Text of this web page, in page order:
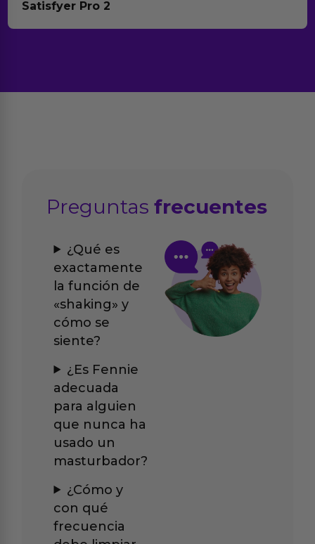
Preguntasfrecuentes
¿Qué es
exactamente
la función de
«shaking» y
cómo se
siente?
¿Es Fennie
adecuada
para alguien
que nunca ha
usado un
masturbador?
¿Cómo y
con qué
frecuencia